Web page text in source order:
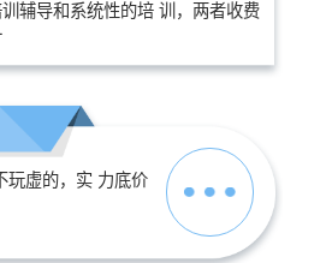
辅导和系统性的培 训，两者收费
玩虚的，实 力底价